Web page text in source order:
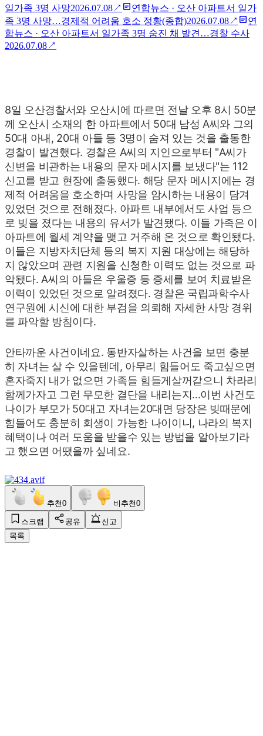
일가족 3명 사망2026.07.08↗ 연합뉴스 · 오산 아파트서 일가
족 3명 사망…경제적 어려움 호소 정황(종합)2026.07.08↗
연
합뉴스 · 오산 아파트서 일가족 3명 숨진 채 발견…경찰 수사
2026.07.08↗
8일 오산경찰서와 오산시에 따르면 전날 오후 8시 50분
께 오산시 소재의 한 아파트에서 50대 남성 A씨와 그의
50대 아내, 20대 아들 등 3명이 숨져 있는 것을 출동한
경찰이 발견했다. 경찰은 A씨의 지인으로부터 "A씨가
신변을 비관하는 내용의 문자 메시지를 보냈다"는 112
신고를 받고 현장에 출동했다. 해당 문자 메시지에는 경
제적 어려움을 호소하며 사망을 암시하는 내용이 담겨
있었던 것으로 전해졌다. 아파트 내부에서도 사업 등으
로 빚을 졌다는 내용의 유서가 발견됐다. 이들 가족은 이
아파트에 월세 계약을 맺고 거주해 온 것으로 확인됐다.
이들은 지방자치단체 등의 복지 지원 대상에는 해당하
지 않았으며 관련 지원을 신청한 이력도 없는 것으로 파
악됐다. A씨의 아들은 우울증 등 증세를 보여 치료받은
이력이 있었던 것으로 알려졌다. 경찰은 국립과학수사
연구원에 시신에 대한 부검을 의뢰해 자세한 사망 경위
를 파악할 방침이다.
안타까운 사건이네요. 동반자살하는 사건을 보면 충분
히 자녀는 살 수 있을텐데, 아무리 힘들어도 죽고싶으면
혼자죽지 내가 없으면 가족들 힘들게살꺼같으니 차라리
함께가자고 그런 무모한 결단을 내리는지...이번 사건도
나이가 부모가 50대고 자녀는20대면 당장은 빚때문에
힘들어도 충분히 회생이 가능한 나이이니, 나라의 복지
혜택이나 여러 도움을 받을수 있는 방법을 알아보기라
고 했으면 어땠을까 싶네요.
추천0 비추천0
스크랩 공유
신고
목록